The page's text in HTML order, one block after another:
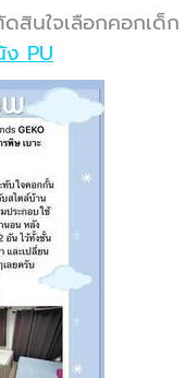
นใจเลือกคอกเด็ก
PU